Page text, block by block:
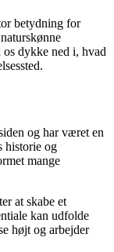
betydning for
dykke ned i, hvad
og har været en
historie og
mange
at skabe et
kan udfolde
højt og arbejder